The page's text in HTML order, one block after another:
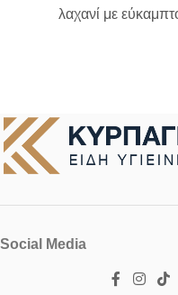
λαχανί με
Social Media